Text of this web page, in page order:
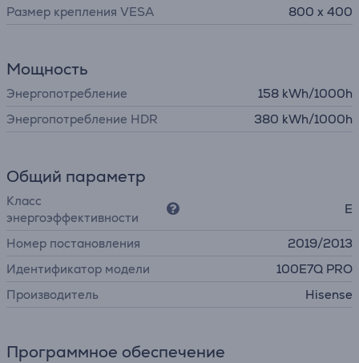
Размер крепления VESA 800 x 400
Мощность
Энергопотребление
158 kWh/1000h
Энергопотребление HDR
380 kWh/1000h
Общий параметр
Класс
энергоэффективности
E
Номер постановления
2019/2013
Идентификатор модели
100E7Q PRO
Производитель
Hisense
Программное обеспечение